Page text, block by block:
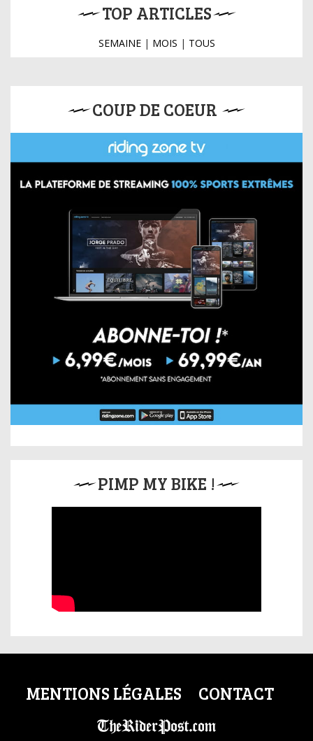
TOP ARTICLES
SEMAINE| MOIS | TOUS
COUP DE COEUR
PIMP MY BIKE !
MENTIONS LÉGALES CONTACT